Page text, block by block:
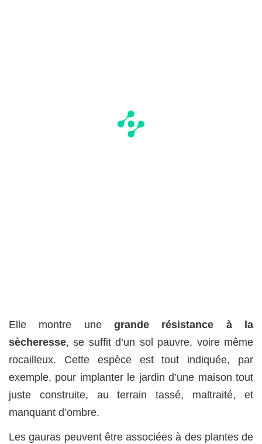
Elle montre une grande résistance à la
sècheresse, se suffit d’un sol pauvre, voire même
rocailleux. Cette espèce est tout indiquée, par
exemple, pour implanter le jardin d’une maison tout
juste construite, au terrain tassé, maltraité, et
manquant d’ombre.
Les gauras peuvent être associées à des plantes de